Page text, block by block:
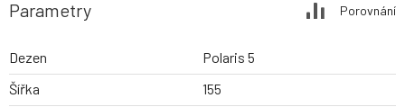
Parametry Porovnání
Dezen
Polaris 5
Šířka
155